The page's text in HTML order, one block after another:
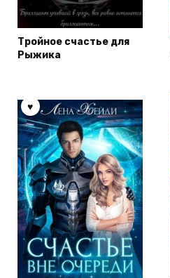
Тройное счастье для
Рыжика